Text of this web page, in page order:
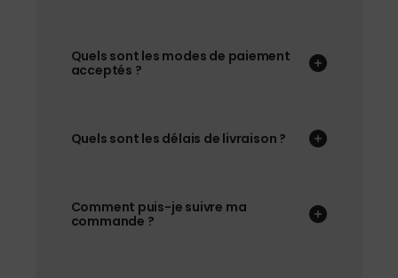
Quels sont les modes de paiement
acceptés ?
Quels sont les délais de livraison ?
Comment puis-je suivre ma
commande ?